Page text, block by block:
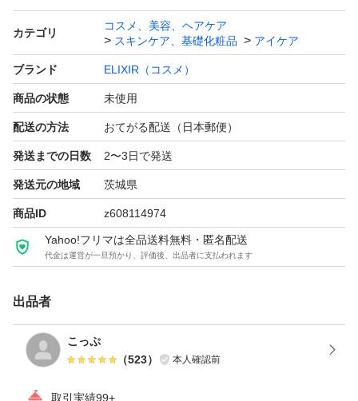
カテゴリ
コスメ、美容、ヘアケア
スキンケア、基礎化粧品
アイケア
ブランド ELIXIR（コスメ）
商品の状態 未使用
配送の方法 おてがる配送（日本郵便）
発送までの日数 2〜3日で発送
発送元の地域 茨城県
商品ID z608114974
Yahoo!フリマは全品送料無料・匿名配送
代金は運営が一旦預かり、評価後、出品者に支払われます
出品者
こっぷ
（523） 本人確認前
取引実績99+